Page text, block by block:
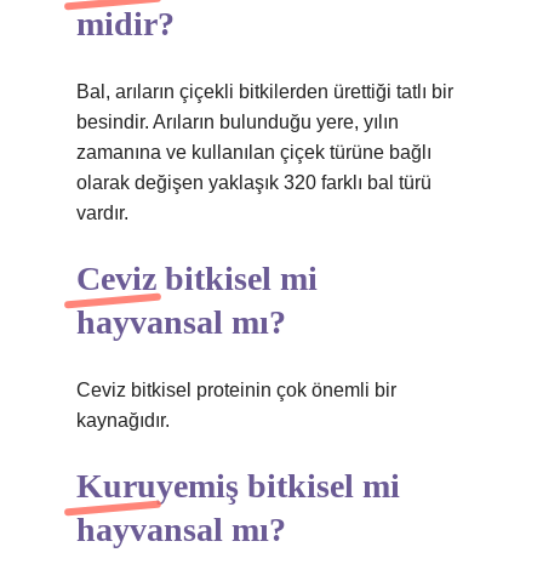
midir?
Bal, arıların çiçekli bitkilerden ürettiği tatlı bir
besindir. Arıların bulunduğu yere, yılın
zamanına ve kullanılan çiçek türüne bağlı
olarak değişen yaklaşık 320 farklı bal türü
vardır.
Ceviz bitkisel mi
hayvansal mı?
Ceviz bitkisel proteinin çok önemli bir
kaynağıdır.
Kuruyemiş bitkisel mi
hayvansal mı?